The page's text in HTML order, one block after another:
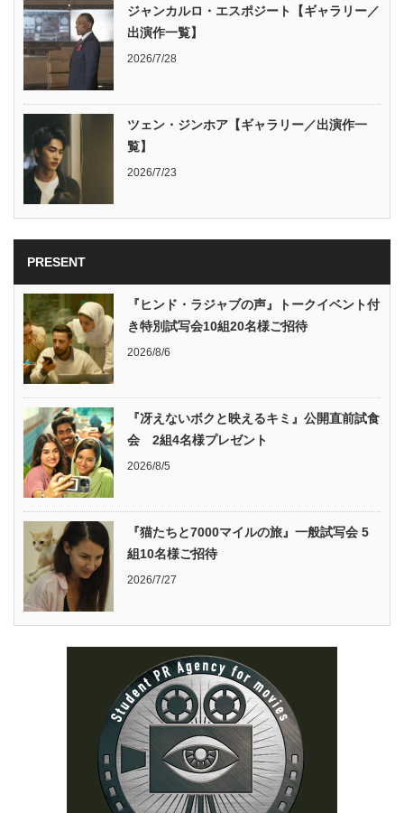
ジャンカルロ・エスポジート【ギャラリー／
出演作一覧】
2026/7/28
ツェン・ジンホア【ギャラリー／出演作一
覧】
2026/7/23
PRESENT
『ヒンド・ラジャブの声』トークイベント付
き特別試写会10組20名様ご招待
2026/8/6
『冴えないボクと映えるキミ』公開直前試食
会 2組4名様プレゼント
2026/8/5
『猫たちと7000マイルの旅』一般試写会 5
組10名様ご招待
2026/7/27